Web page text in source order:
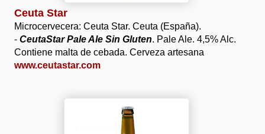
Ceuta Star
Microcervecera: Ceuta Star. Ceuta (España).
- CeutaStar Pale Ale Sin Gluten. Pale Ale. 4,5% Alc.
Contiene malta de cebada. Cerveza artesana
www.ceutastar.com